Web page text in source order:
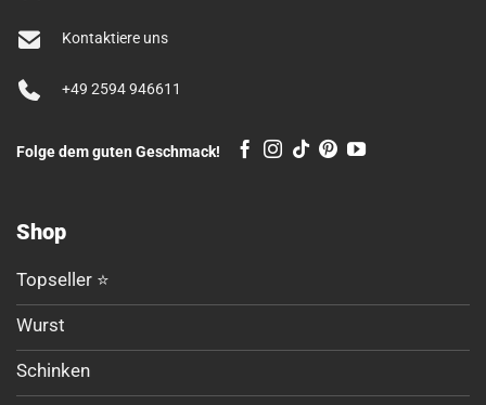
Kontaktiere uns
+49 2594 946611
Folge dem guten Geschmack!
Shop
Topseller ⭐
Wurst
Schinken